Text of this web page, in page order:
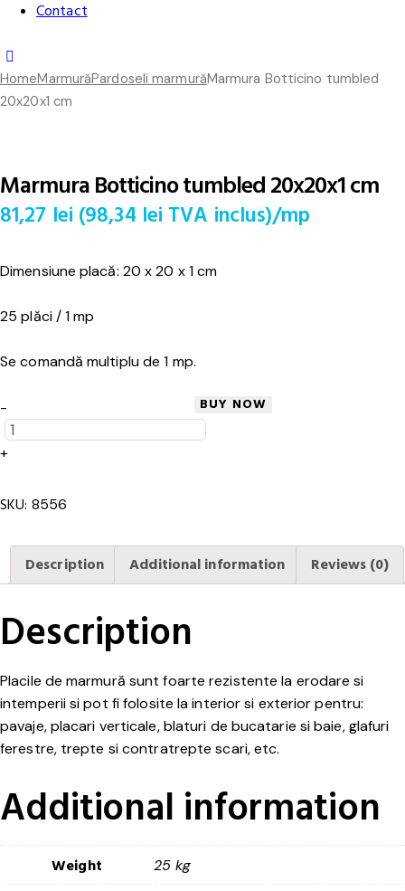
Contact
HomeMarmurăPardoseli marmurăMarmura Botticino tumbled
20x20x1 cm
Marmura Botticino tumbled 20x20x1 cm
81,27 lei (98,34 lei TVA inclus)/mp
Dimensiune placă: 20 x 20 x 1 cm
25 plăci / 1 mp
Se comandă multiplu de 1 mp.
Marmura
Botticino
tumbled
cm
-
+
BUY NOW
SKU: 8556
Description Additional information Reviews (0)
Description
Placile de marmură sunt foarte rezistente la erodare si
intemperii si pot fi folosite la interior si exterior pentru:
pavaje, placari verticale, blaturi de bucatarie si baie, glafuri
ferestre, trepte si contratrepte scari, etc.
Additional information
Weight 25 kg